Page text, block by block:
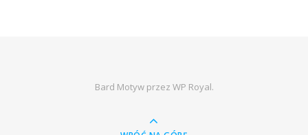
Bard Motyw przez WP Royal.